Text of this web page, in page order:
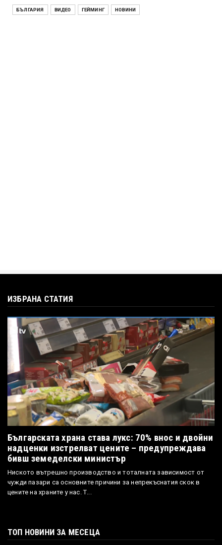
ИСПАНИЯ
Без милост! Испания пречупи Франция и е
БЪЛГАРИЯ ВИДЕО ГЕЙМИНГ НОВИНИ
ИЗБРАНА СТАТИЯ
Българската храна става лукс: 70% внос и двойни
надценки изстрелват цените – предупреждава
бивш земеделски министър
Ниското вътрешно производство и тоталната зависимост от
чужди пазари са основните причини за непрекъснатия скок в
цените на храните у нас. Т...
ТОП НОВИНИ ЗА МЕСЕЦА